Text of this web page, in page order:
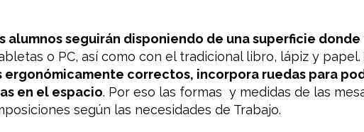
alumnos seguirán disponiendo de una superficie
o PC, así como con el tradicional libro, lápiz y papel.
correctos, incorpora ruedas para
en el espacio. Por eso las formas y medidas de las
según las necesidades de Trabajo.